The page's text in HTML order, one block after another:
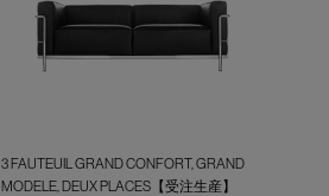
3 FAUTEUIL GRAND CONFORT, GRAND
MODELE, DEUX PLACES【受注生産】